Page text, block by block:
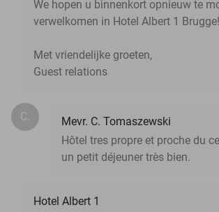
We hopen u binnenkort opnieuw te
verwelkomen in Hotel Albert 1 Brugge!
Met vriendelijke groeten,
Guest relations
C.
Mevr. C. Tomaszewski
Hôtel tres propre et proche du
un petit déjeuner très bien.
Hotel Albert 1